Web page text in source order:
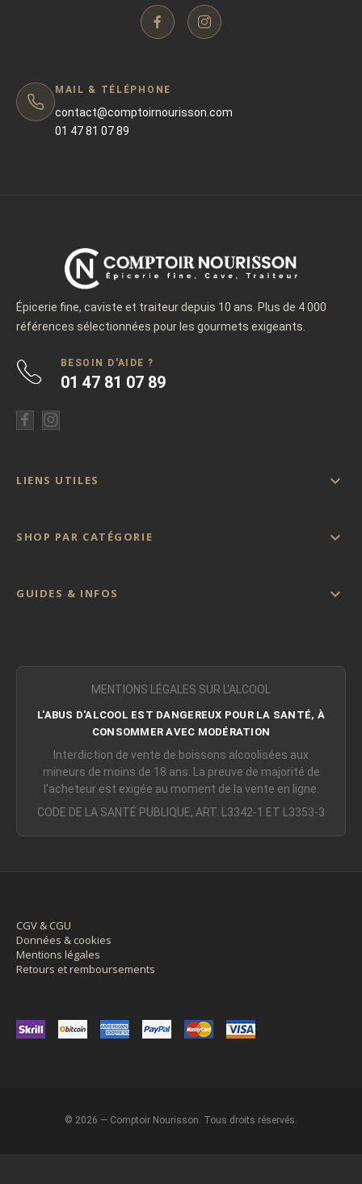
MAIL & TÉLÉPHONE
contact@comptoirnourisson.com
01 47 81 07 89
Épicerie fine, caviste et traiteur depuis 10 ans. Plus de 4 000
références sélectionnées pour les gourmets exigeants.
BESOIN D'AIDE ?
01 47 81 07 89
LIENS UTILES 
SHOP PAR CATÉGORIE 
GUIDES & INFOS 
MENTIONS LÉGALES SUR L'ALCOOL
L'ABUS D'ALCOOL EST DANGEREUX POUR LA SANTÉ, À
CONSOMMER AVEC MODÉRATION
Interdiction de vente de boissons alcoolisées aux
mineurs de moins de 18 ans. La preuve de majorité de
l'acheteur est exigée au moment de la vente en ligne.
CODE DE LA SANTÉ PUBLIQUE, ART. L3342-1 ET L3353-3
CGV & CGU
Données & cookies
Mentions légales
Retours et remboursements
© 2026 — Comptoir Nourisson. Tous droits réservés.